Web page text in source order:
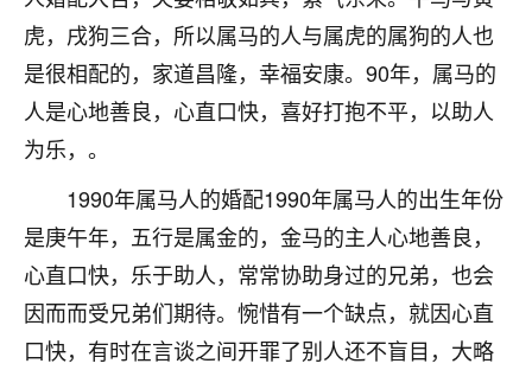
虎，戌狗三合，所以属马的人与属虎的属狗的人也
是很相配的，家道昌隆，幸福安康。90年，属马的
人是心地善良，心直口快，喜好打抱不平，以助人
为乐，。
1990年属马人的婚配1990年属马人的出生年份
是庚午年，五行是属金的，金马的主人心地善良，
心直口快，乐于助人，常常协助身过的兄弟，也会
因而而受兄弟们期待。惋惜有一个缺点，就因心直
口快，有时在言谈之间开罪了别人还不盲目，大略
青春168
我也想要，我也想要！
2天前 来自山西 15
Jessica李
老师做不做超度法事？我想给我奶奶做超度，她今年
刚去世了。
七零老顽童：我母亲前年离世，刚开始我经常
做梦梦见她，后来也是朋友介绍，找到慧来老
师，安排了超度法事，做梦再也没有梦到过
了，一开始是半信半疑的，图个心安，给亡母
超度，现在看来，人不信也不行。